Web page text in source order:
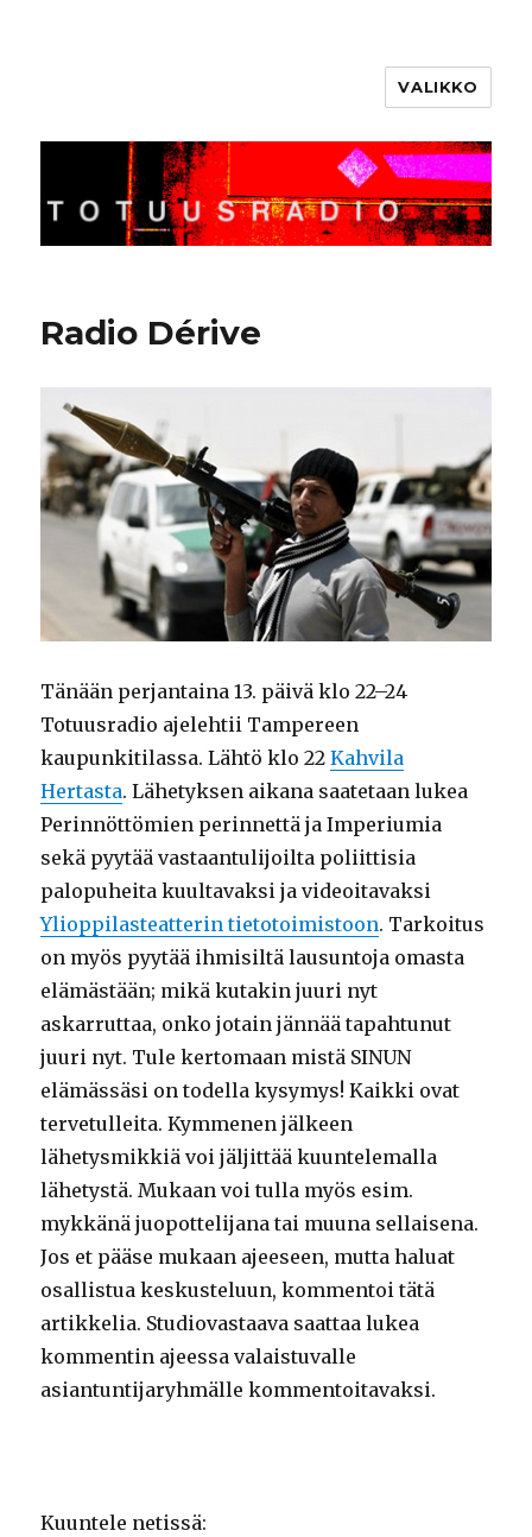
VALIKKO
Radio Dérive
Tänään perjantaina 13. päivä klo 22–24
Totuusradio ajelehtii Tampereen
kaupunkitilassa. Lähtö klo 22Kahvila
Hertasta. Lähetyksen aikana saatetaan lukea
Perinnöttömien perinnettä ja Imperiumia
sekä pyytää vastaantulijoilta poliittisia
palopuheita kuultavaksi ja videoitavaksi
Ylioppilasteatterin tietotoimistoon. Tarkoitus
on myös pyytää ihmisiltä lausuntoja omasta
elämästään; mikä kutakin juuri nyt
askarruttaa, onko jotain jännää tapahtunut
juuri nyt. Tule kertomaan mistä SINUN
elämässäsi on todella kysymys! Kaikki ovat
tervetulleita. Kymmenen jälkeen
lähetysmikkiä voi jäljittää kuuntelemalla
lähetystä. Mukaan voi tulla myös esim.
mykkänä juopottelijana tai muuna sellaisena.
Jos et pääse mukaan ajeeseen, mutta haluat
osallistua keskusteluun, kommentoi tätä
artikkelia. Studiovastaava saattaa lukea
kommentin ajeessa valaistuvalle
asiantuntijaryhmälle kommentoitavaksi.
Kuuntele netissä: